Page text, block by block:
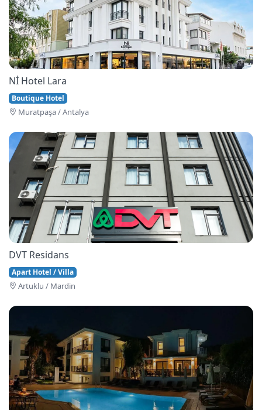
Nİ Hotel Lara
Boutique Hotel
Muratpaşa / Antalya
DVT Residans
Apart Hotel / Villa
Artuklu / Mardin